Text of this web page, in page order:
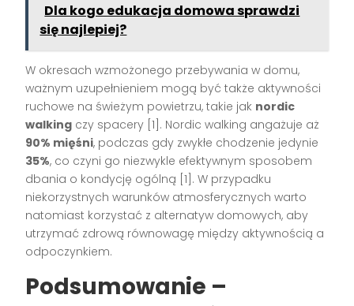
Dla kogo edukacja domowa sprawdzi
się najlepiej?
W okresach wzmożonego przebywania w domu,
ważnym uzupełnieniem mogą być także aktywności
ruchowe na świeżym powietrzu, takie jak nordic
walking czy spacery [1] . Nordic walking angażuje aż
90% mięśni, podczas gdy zwykłe chodzenie jedynie
35%, co czyni go niezwykle efektywnym sposobem
dbania o kondycję ogólną [1] . W przypadku
niekorzystnych warunków atmosferycznych warto
natomiast korzystać z alternatyw domowych, aby
utrzymać zdrową równowagę między aktywnością a
odpoczynkiem.
Podsumowanie –